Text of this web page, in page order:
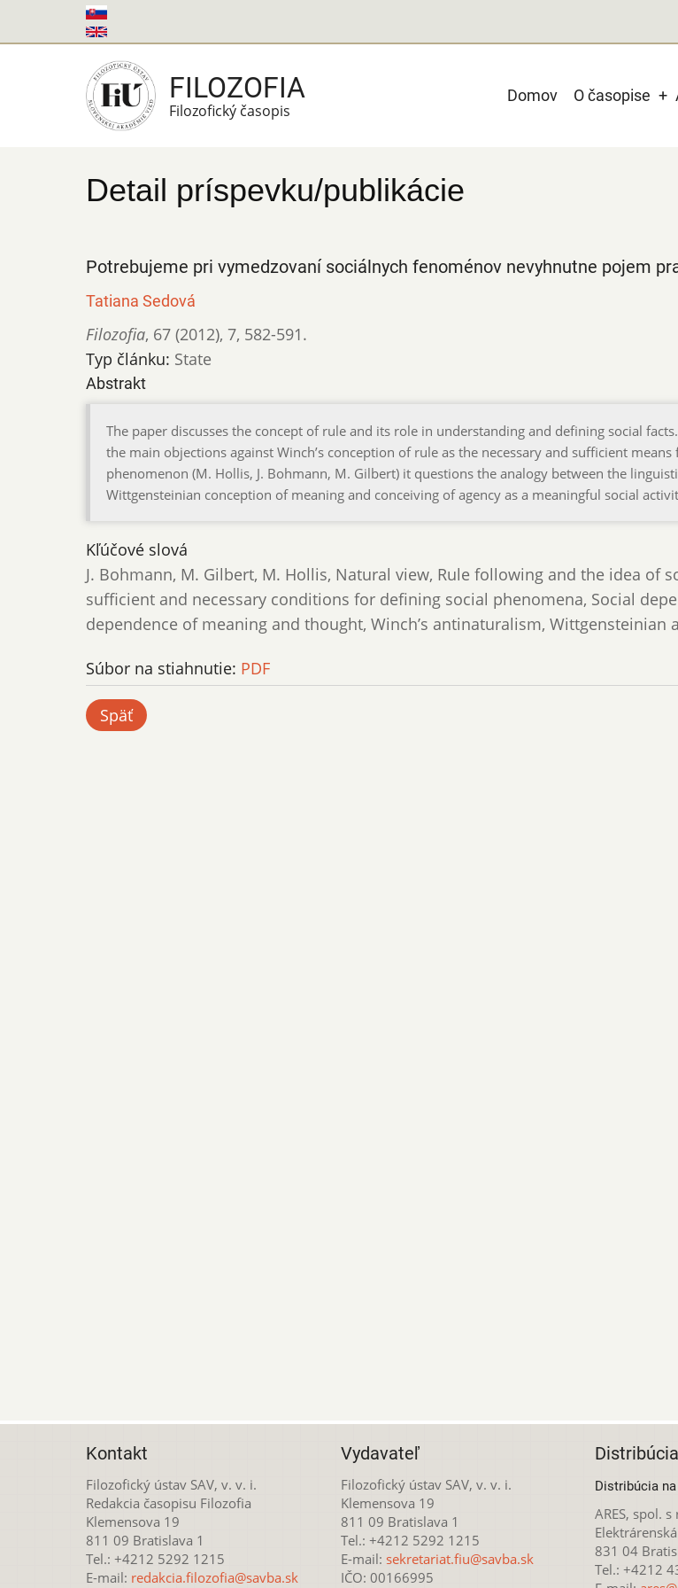
na
FILOZOFIA
Filozofický časopis
Main
Domov O časopise
Detail príspevku/publikácie
Potrebujeme pri vymedzovaní sociálnych fenoménov nevyhnutne pojem
Tatiana Sedová
Filozofia, 67 (2012), 7, 582-591.
Typ článku: State
Abstrakt
The paper discusses the concept of rule and its role in understanding and defining social
the main objections against Winch’s conception of rule as the necessary and sufficient
phenomenon (M. Hollis, J. Bohmann, M. Gilbert) it questions the analogy between the
Wittgensteinian conception of meaning and conceiving of agency as a meaningful social
Kľúčové slová
J. Bohmann, M. Gilbert, M. Hollis, Natural view, Rule following and the idea of
sufficient and necessary conditions for defining social phenomena, Social
dependence of meaning and thought, Winch’s antinaturalism, Wittgensteinian
Súbor na stiahnutie: PDF
Späť
Kontakt
Filozofický ústav SAV, v. v. i.
Redakcia časopisu Filozofia
Klemensova 19
811 09 Bratislava 1
Tel.: +4212 5292 1215
E-mail: redakcia.filozofia@savba.sk
Vydavateľ
Filozofický ústav SAV, v. v. i.
Klemensova 19
811 09 Bratislava 1
Tel.: +4212 5292 1215
E-mail: sekretariat.fiu@savba.sk
IČO: 00166995
Distribúcia
Distribúcia
ARES, spol. s
831 04
Tel.: +4212